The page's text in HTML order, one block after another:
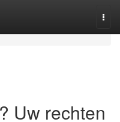
Uw rechten